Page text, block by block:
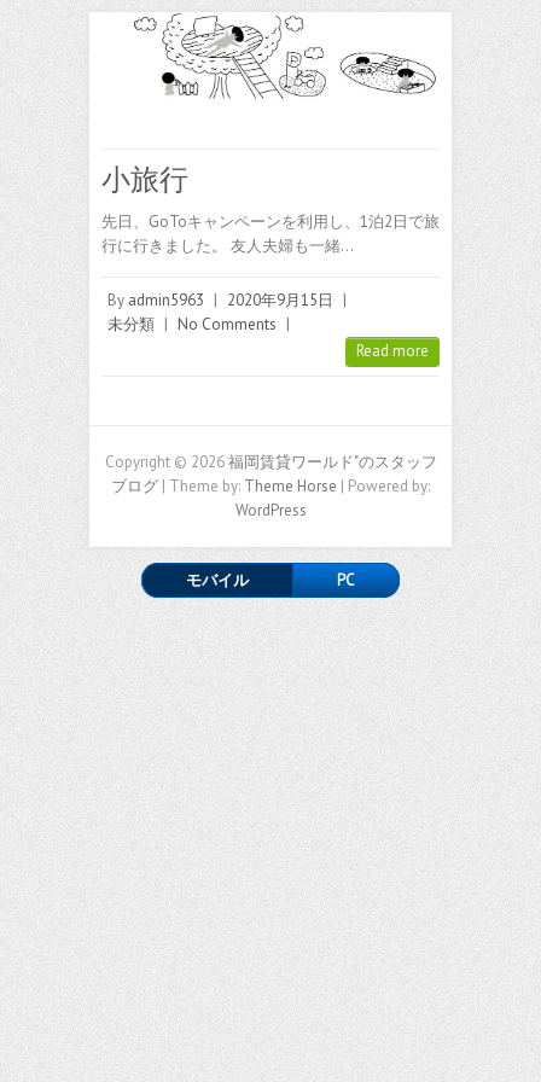
小旅行
先日、GoToキャンペーンを利用し、1泊2日で旅
行に行きました。 友人夫婦も一緒…
By admin5963 | 2020年9月15日
|
未分類 | No Comments |
Read more
Copyright © 2026福岡賃貸ワールド"のスタッフ
ブログ | Theme by: Theme Horse | Powered by:
WordPress
モバイル PC